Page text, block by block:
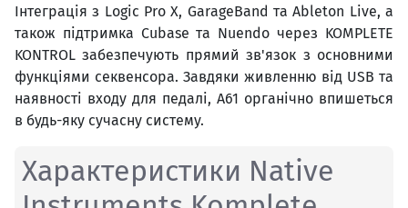
Інтеграція з Logic Pro X, GarageBand та Ableton Live, а
також підтримка Cubase та Nuendo через KOMPLETE
KONTROL забезпечують прямий зв'язок з основними
функціями секвенсора. Завдяки живленню від USB та
наявності входу для педалі, A61 органічно впишеться
в будь-яку сучасну систему.
Характеристики Native